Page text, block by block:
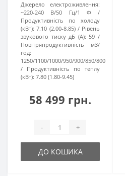
Джерело електроживлення:
~220-240 В/50 Гц/1 Ф
Продуктивність по холоду
(кВт): 7.10 (2.00-8.85)
Рівень
звукового тиску дБ (A): 59
Повітряпродуктивність м3/
год:
1250/1100/1000/950/900/850/800
Продуктивність по теплу
(кВт): 7.80 (1.80-9.45)
58 499 грн.
- +
ДО КОШИКА